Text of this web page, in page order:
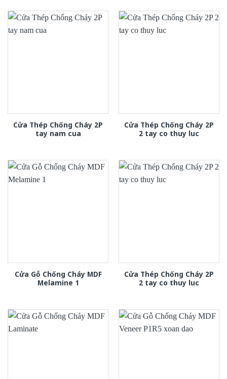
Cửa Thép Chống Cháy 2P
tay nam cua
Cửa Thép Chống Cháy 2P
2 tay co thuy luc
Cửa Gỗ Chống Cháy MDF
Melamine 1
Cửa Thép Chống Cháy 2P
2 tay co thuy luc